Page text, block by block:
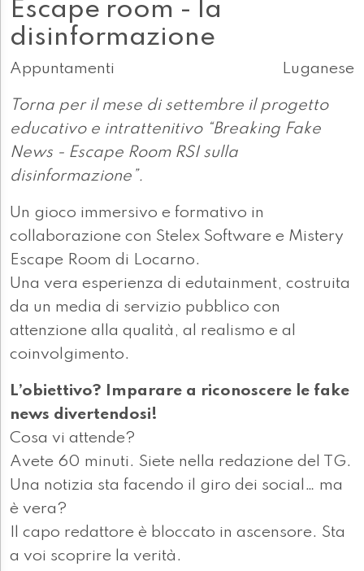
Escape room - la
disinformazione
Appuntamenti Luganese
Torna per il mese di settembre il progetto
educativo e intrattenitivo “Breaking Fake
News - Escape Room RSI sulla
disinformazione”.
Un gioco immersivo e formativo in
collaborazione con Stelex Software e Mistery
Escape Room di Locarno.
Una vera esperienza di edutainment, costruita
da un media di servizio pubblico con
attenzione alla qualità, al realismo e al
coinvolgimento.
L’obiettivo? Imparare a riconoscere le fake
news divertendosi!
Cosa vi attende?
Avete 60 minuti. Siete nella redazione del TG.
Una notizia sta facendo il giro dei social… ma
è vera?
Il capo redattore è bloccato in ascensore. Sta
a voi scoprire la verità.